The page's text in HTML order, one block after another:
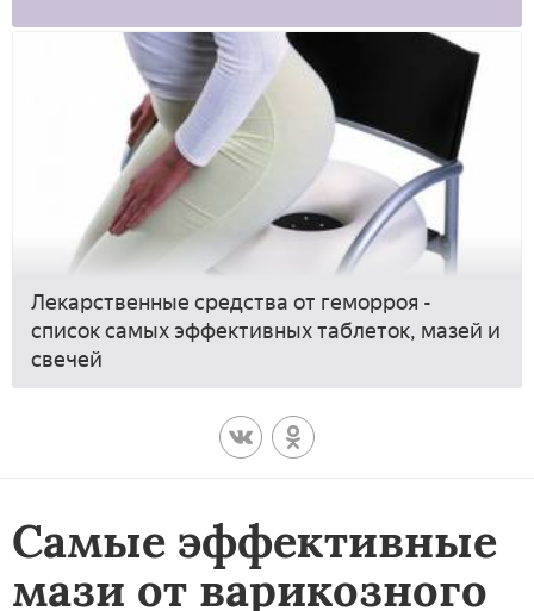
Лекарственные средства от геморроя -
список самых эффективных таблеток, мазей и
свечей
Самые эффективные
мази от варикозного